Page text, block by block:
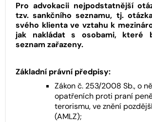
Pro advokacii nejpodstatnější
tzv. sankčního seznamu, tj.
svého klienta ve vztahu k
jak nakládat s osobami, které
seznam zařazeny.
Základní právní předpisy:
Zákon č. 253/2008 Sb., o
opatřeních proti praní
terorismu, ve znění
(AMLZ);